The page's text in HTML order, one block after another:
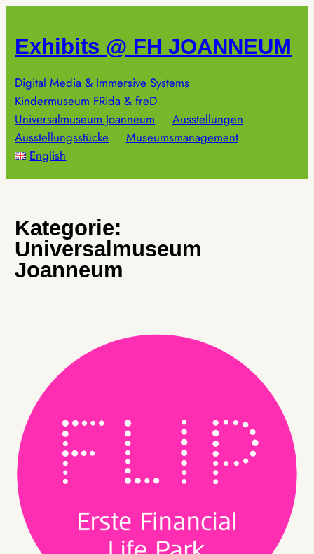
springen
Exhibits @ FH JOANNEUM
Digital Media & Immersive Systems
Kindermuseum FRida & freD
Universalmuseum Joanneum
Ausstellungen
Ausstellungsstücke
Museumsmanagement
English
Kategorie:
Universalmuseum
Joanneum